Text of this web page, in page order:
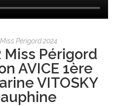
Périgord 2024
Miss Périgord
AVICE 1ère
VITOSKY